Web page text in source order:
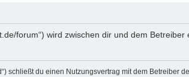
forum“) wird zwischen dir und dem
schließt du einen Nutzungsvertrag mit dem Betreiber